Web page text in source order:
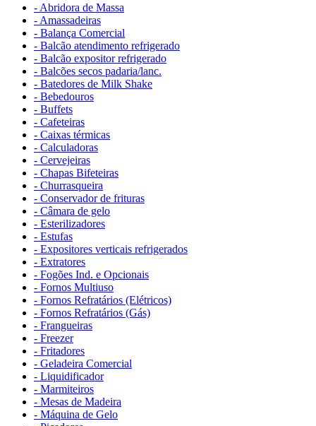
- Abridora de Massa
- Amassadeiras
- Balança Comercial
- Balcão atendimento refrigerado
- Balcão expositor refrigerado
- Balcões secos padaria/lanc.
- Batedores de Milk Shake
- Bebedouros
- Buffets
- Cafeteiras
- Caixas térmicas
- Calculadoras
- Cervejeiras
- Chapas Bifeteiras
- Churrasqueira
- Conservador de frituras
- Câmara de gelo
- Esterilizadores
- Estufas
- Expositores verticais refrigerados
- Extratores
- Fogões Ind. e Opcionais
- Fornos Multiuso
- Fornos Refratários (Elétricos)
- Fornos Refratários (Gás)
- Frangueiras
- Freezer
- Fritadores
- Geladeira Comercial
- Liquidificador
- Marmiteiros
- Mesas de Madeira
- Máquina de Gelo